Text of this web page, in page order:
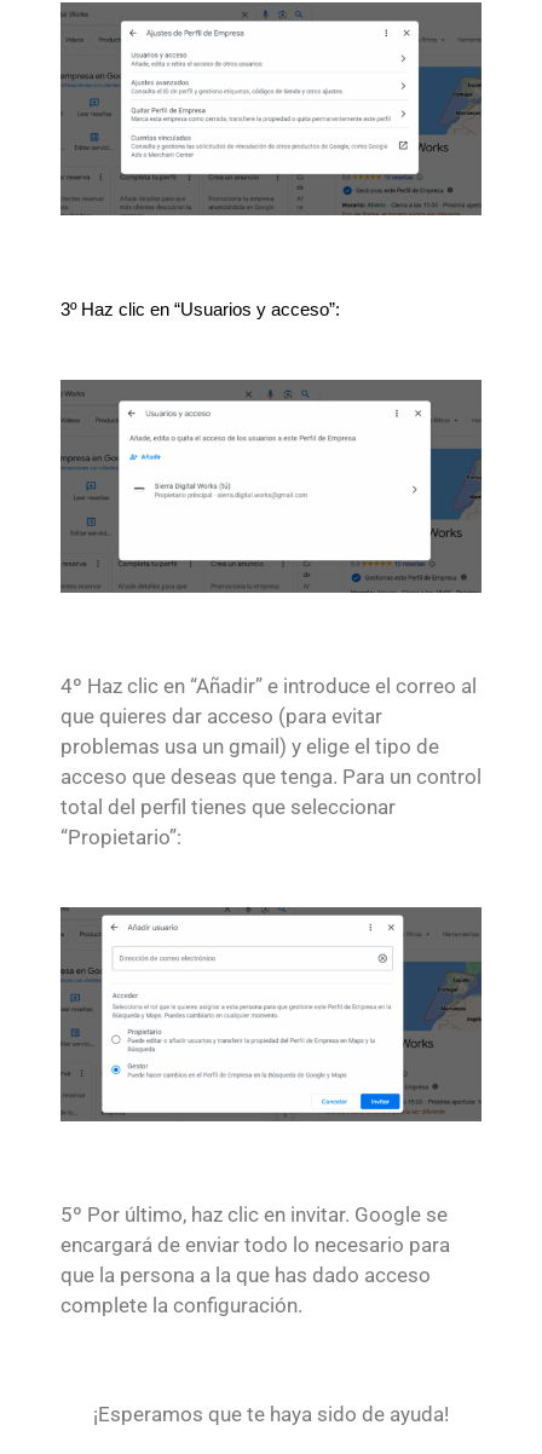
3º Haz clic en “Usuarios y acceso”:
4º Haz clic en “Añadir” e introduce el correo al
que quieres dar acceso (para evitar
problemas usa un gmail) y elige el tipo de
acceso que deseas que tenga. Para un control
total del perfil tienes que seleccionar
“Propietario”:
5º Por último, haz clic en invitar. Google se
encargará de enviar todo lo necesario para
que la persona a la que has dado acceso
complete la configuración.
¡Esperamos que te haya sido de ayuda!